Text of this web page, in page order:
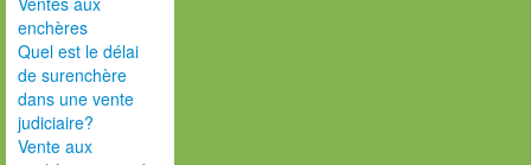
enchères
Quel est le délai
de surenchère
dans une vente
judiciaire?
Vente aux